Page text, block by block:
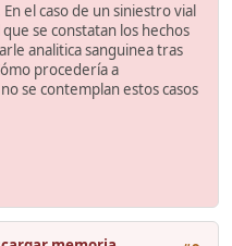
el caso de un siniestro vial
se constatan los hechos
analitica sanguinea tras
procedería a
se contemplan estos casos